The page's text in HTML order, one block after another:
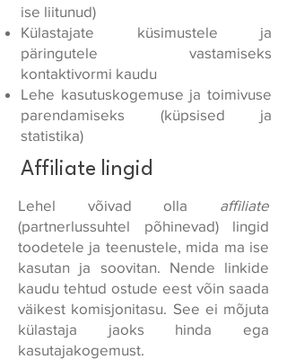
ise liitunud)
Külastajate küsimustele ja
päringutele vastamiseks
kontaktivormi kaudu
Lehe kasutuskogemuse ja toimivuse
parendamiseks (küpsised ja
statistika)
Affiliate lingid
Lehel võivad olla affiliate
(partnerlussuhtel põhinevad) lingid
toodetele ja teenustele, mida ma ise
kasutan ja soovitan. Nende linkide
kaudu tehtud ostude eest võin saada
väikest komisjonitasu. See ei mõjuta
külastaja jaoks hinda ega
kasutajakogemust.